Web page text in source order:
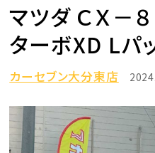
マツダ ＣＸ－
ターボXD Lパ
カーセブン大分東店